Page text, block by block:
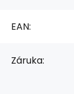
EAN:
Záruka: